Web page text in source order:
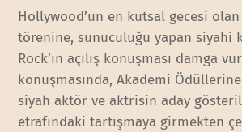
Hollywood’un en kutsal gecesi
törenine, sunuculuğu yapan siyahi
Rock’ın açılış konuşması damga
konuşmasında, Akademi
siyah aktör ve aktrisin aday
etrafındaki tartışmaya girmekten